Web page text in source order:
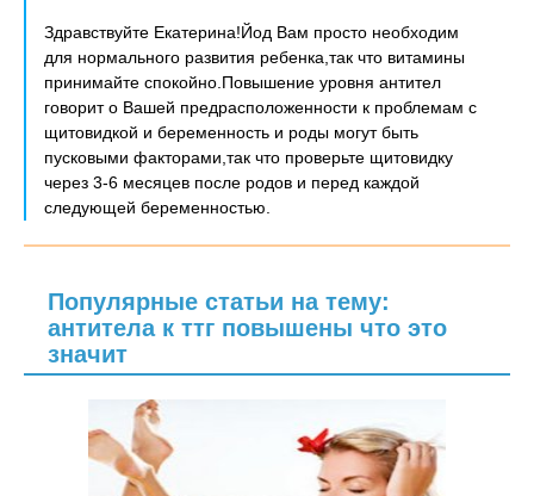
Здравствуйте Екатерина!Йод Вам просто необходим
для нормального развития ребенка,так что витамины
принимайте спокойно.Повышение уровня антител
говорит о Вашей предрасположенности к проблемам с
щитовидкой и беременность и роды могут быть
пусковыми факторами,так что проверьте щитовидку
через 3-6 месяцев после родов и перед каждой
следующей беременностью.
Популярные статьи на тему:
антитела к ттг повышены что это
значит